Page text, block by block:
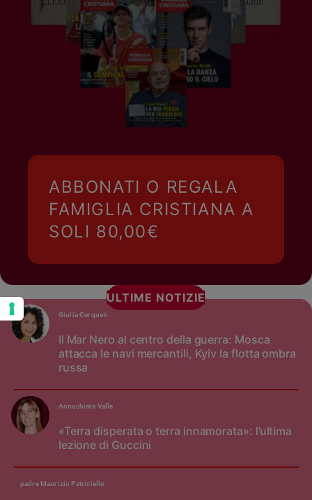
ABBONATI O REGALA
FAMIGLIA CRISTIANA A
SOLI 80,00€
ULTIME NOTIZIE
Il Mar Nero al centro della guerra: Mosca
attacca le navi mercantili, Kyiv la flotta ombra
russa
Giulia Cerqueti
«Terra disperata o terra innamorata»: l’ultima
lezione di Guccini
Annachiara Valle
padre Maurizio Patriciello